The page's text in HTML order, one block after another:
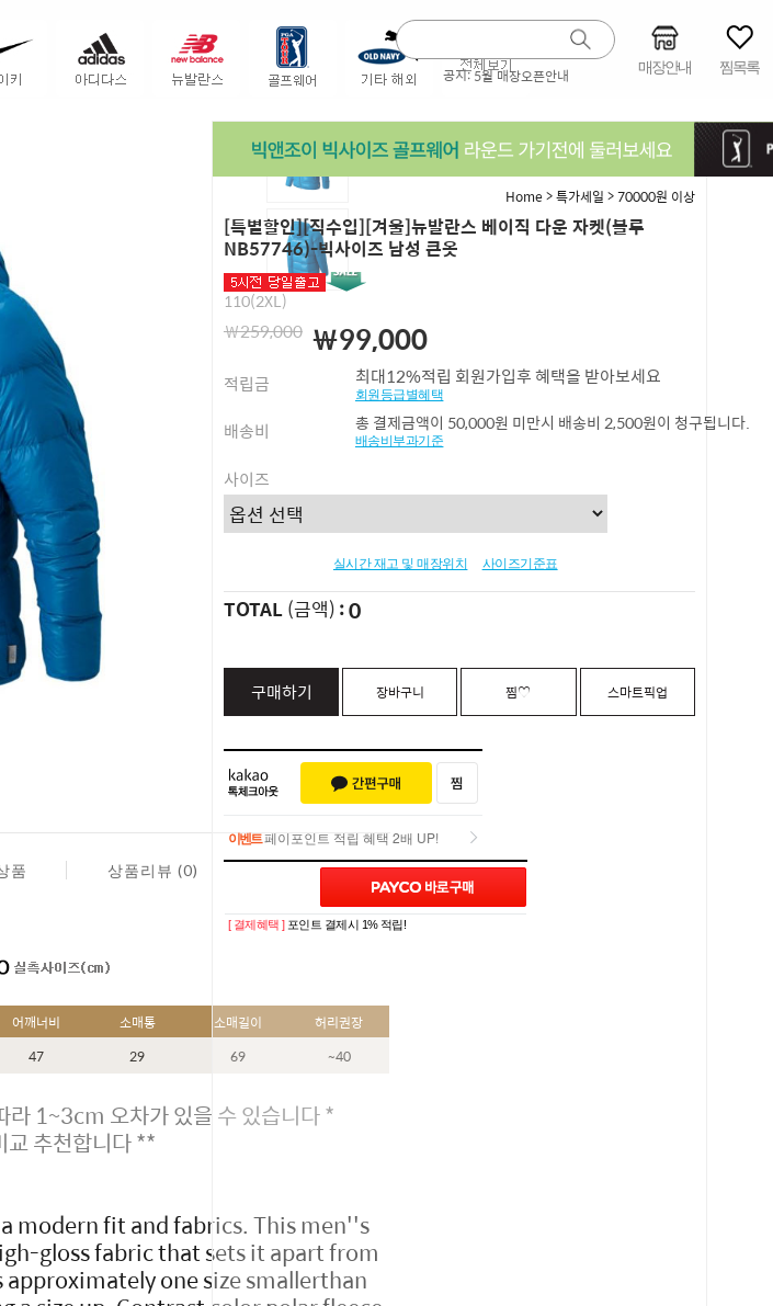
공지:5월 매장오픈안내 매장안내 찜목록
Home>특가세일 >70000원 이상
[특별할인][직수입][겨울]뉴발란스 베이직 다운 자켓(블루
NB57746)-빅사이즈 남성 큰옷
110(2XL)
￦259,000 ￦99,000
적립금 최대12%적립 회원가입후 혜택을 받아보세요
회원등급별혜택
배송비 총 결제금액이 50,000원 미만시 배송비 2,500원이 청구됩니다.
배송비부과기준
사이즈
실시간 재고 및 매장위치 사이즈기준표
TOTAL(금액) 0
구매하기 장바구니 찜♡ 스마트픽업
이벤트페이포인트 적립 혜택 2배 UP!
페이포인트 적립 혜택 2배 UP!
[ 결제혜택 ] 포인트 결제시 1% 적립!
품 상품리뷰 (0) Q&A (0)
어깨너비 소매통 소매길이 허리권장
47 29 69 ~40
라 1~3cm 오차가 있을 수 있습니다 *
교 추천합니다 **
modern fit and fabrics. This men''s
gloss fabric that sets it apart from
one size smallerthan